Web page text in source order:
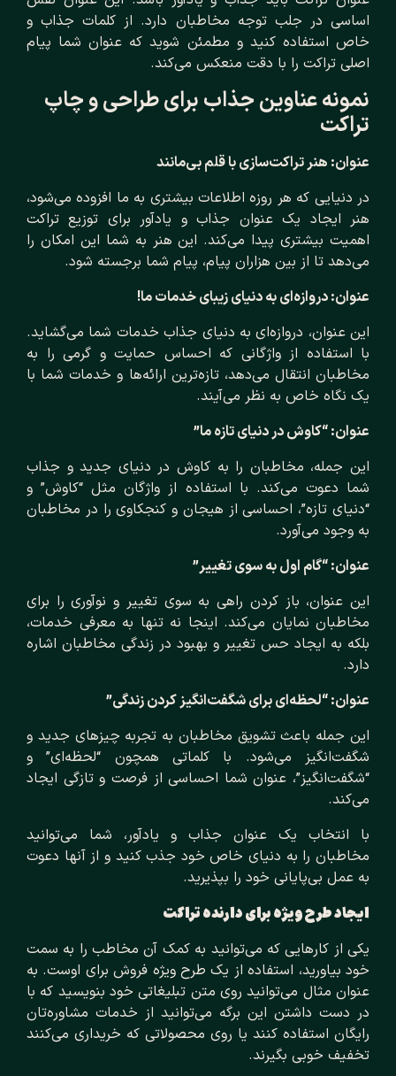
اساسی در جلب توجه مخاطبان دارد. از کلمات جذاب و
خاص استفاده کنید و مطمئن شوید که عنوان شما پیام
اصلی تراکت را با دقت منعکس می‌کند.
نمونه عناوین جذاب برای طراحی و چاپ
تراکت
عنوان: هنر تراکت‌سازی با قلم بی‌مانند
در دنیایی که هر روزه اطلاعات بیشتری به ما افزوده می‌شود،
هنر ایجاد یک عنوان جذاب و یادآور برای توزیع تراکت
اهمیت بیشتری پیدا می‌کند. این هنر به شما این امکان را
می‌دهد تا از بین هزاران پیام، پیام شما برجسته شود.
عنوان: دروازه‌ای به دنیای زیبای خدمات ما!
این عنوان، دروازه‌ای به دنیای جذاب خدمات شما می‌گشاید.
با استفاده از واژگانی که احساس حمایت و گرمی را به
مخاطبان انتقال می‌دهد، تازه‌ترین ارائه‌ها و خدمات شما با
یک نگاه خاص به نظر می‌آیند.
عنوان: “کاوش در دنیای تازه ما”
این جمله، مخاطبان را به کاوش در دنیای جدید و جذاب
شما دعوت می‌کند. با استفاده از واژگان مثل “کاوش” و
“دنیای تازه”، احساسی از هیجان و کنجکاوی را در مخاطبان
به وجود می‌آورد.
عنوان: “گام اول به سوی تغییر”
این عنوان، باز کردن راهی به سوی تغییر و نوآوری را برای
مخاطبان نمایان می‌کند. اینجا نه تنها به معرفی خدمات،
بلکه به ایجاد حس تغییر و بهبود در زندگی مخاطبان اشاره
دارد.
عنوان: “لحظه‌ای برای شگفت‌انگیز کردن زندگی”
این جمله باعث تشویق مخاطبان به تجربه چیزهای جدید و
شگفت‌انگیز می‌شود. با کلماتی همچون “لحظه‌ای” و
“شگفت‌انگیز”، عنوان شما احساسی از فرصت و تازگی ایجاد
می‌کند.
با انتخاب یک عنوان جذاب و یادآور، شما می‌توانید
مخاطبان را به دنیای خاص خود جذب کنید و از آنها دعوت
به عمل بی‌پایانی خود را بپذیرید.
ایجاد طرح ویژه برای دارنده تراکت
یکی از کارهایی که می‌توانید به کمک آن مخاطب را به سمت
خود بیاورید، استفاده از یک طرح ویژه فروش برای اوست. به
عنوان مثال می‌توانید روی متن تبلیغاتی خود بنویسید که با
در دست داشتن این برگه می‌توانید از خدمات مشاوره‌تان
رایگان استفاده کنند یا روی محصولاتی که خریداری می‌کنند
تخفیف خوبی بگیرند.